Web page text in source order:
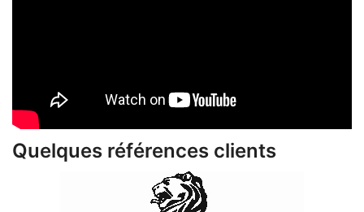
Quelques références clients